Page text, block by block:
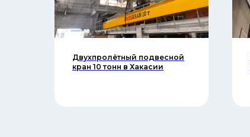
Двухпролётный подвесной
кран 10 тонн в Хакасии